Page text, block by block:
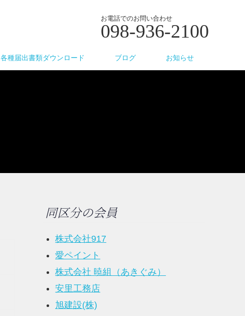
お電話でのお問い合わせ
098-936-2100
各種届出書類ダウンロード ブログ お知らせ
同区分の会員
株式会社917
愛ペイント
株式会社 暁組（あきぐみ）
安里工務店
旭建設(株)